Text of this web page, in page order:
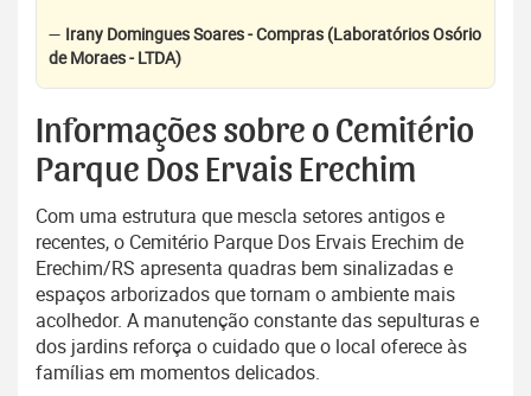
— Irany Domingues Soares - Compras (Laboratórios Osório
de Moraes - LTDA)
Informações sobre o Cemitério
Parque Dos Ervais Erechim
Com uma estrutura que mescla setores antigos e
recentes, o Cemitério Parque Dos Ervais Erechim de
Erechim/RS apresenta quadras bem sinalizadas e
espaços arborizados que tornam o ambiente mais
acolhedor. A manutenção constante das sepulturas e
dos jardins reforça o cuidado que o local oferece às
famílias em momentos delicados.